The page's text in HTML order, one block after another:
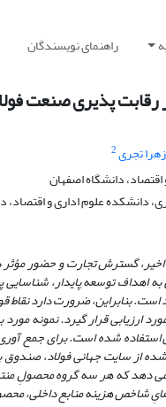
راهنمای نویسندگان
رقابت پذیری صنعت
زهرا تجری2
دانشگاه اصفهان
دانشکده علوم اداری و اقتصاد،
گسترش تجارت و حضور مؤثر
اهداف توسعه پایدار، شناسایی
است. بنابراین، ضرورت دارد
ارزیابی قرار گیرد.
استفاده شده است. برای جمع
از سایت جهانی فولاد، صندوق
دهد که هر سه گروه محصولِ
شاخص هزینه منابع داخلی،